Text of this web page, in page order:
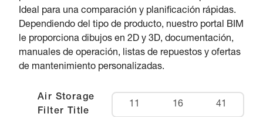
Ideal para una comparación y planificación rápidas.
Dependiendo del tipo de producto, nuestro portal BIM
le proporciona dibujos en 2D y 3D, documentación,
manuales de operación, listas de repuestos y ofertas
de mantenimiento personalizadas.
Air Storage
Filter Title
11 16 41